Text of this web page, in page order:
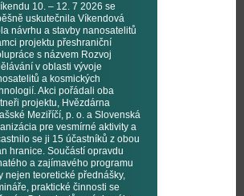
10. – 12. 7 2026 se
uskutečnila Víkendová
návrhu a stavby nanosatelitů
projektu přeshraniční
s názvem Rozvoj
v oblasti vývoje
a kosmických
Akci pořádali oba
projektu, Hvězdárna
Meziříčí, p. o. a Slovenská
pre vesmírné aktivity a
se ji 15 účastníků z obou
hranice. Součástí opravdu
a zajímavého programu
nejen teoretické přednášky,
praktické činnosti se